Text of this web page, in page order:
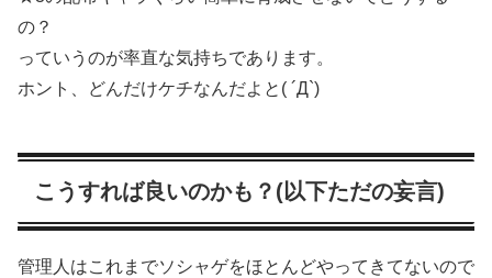
の？
っていうのが率直な気持ちであります。
ホント、どんだけケチなんだよと( ´Д`)
こうすれば良いのかも？(以下ただの妄言)
管理人はこれまでソシャゲをほとんどやってきてないので